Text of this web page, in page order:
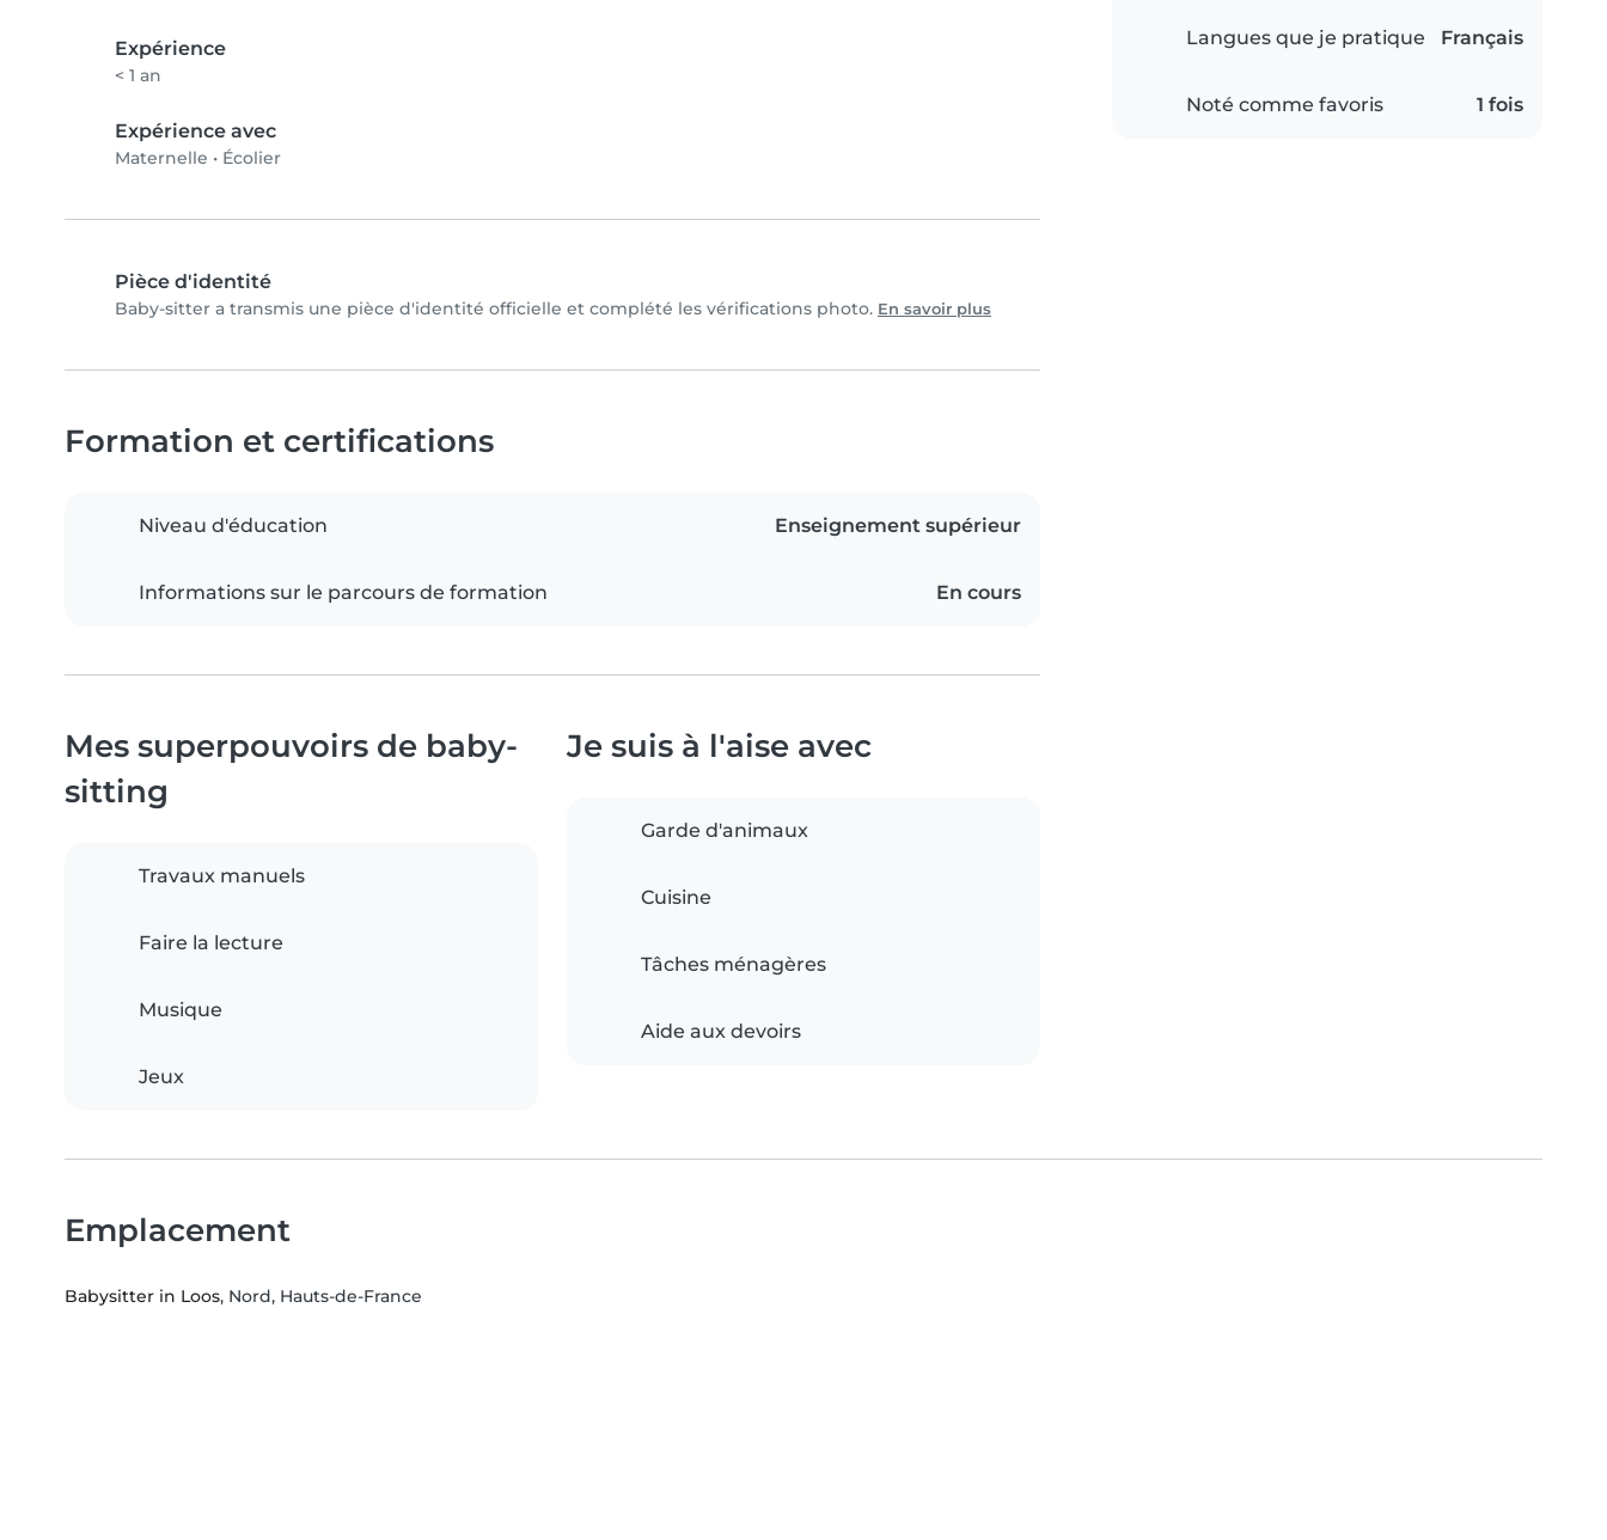
Expérience
< 1 an
Expérience avec
Maternelle • Écolier
Pièce d'identité
Baby-sitter a transmis une pièce d'identité officielle et complété les vérifications photo. En savoir plus
Langues que je pratique Français
Noté comme favoris 1 fois
Formation et certifications
Niveau d'éducation Enseignement supérieur
Informations sur le parcours de formation En cours
Mes superpouvoirs de baby-
sitting
Travaux manuels
Faire la lecture
Musique
Jeux
Je suis à l'aise avec
Garde d'animaux
Cuisine
Tâches ménagères
Aide aux devoirs
Emplacement
Babysitter in Loos, Nord, Hauts-de-France